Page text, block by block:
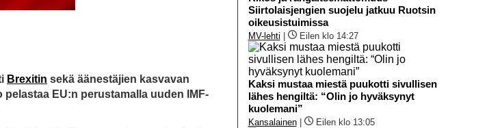
Brexitin sekä äänestäjien kasvavan
pelastaa EU:n perustamalla uuden IMF-
Siirtolaisjengien suojelu jatkuu Ruotsin
oikeusistuimissa
MV-lehti Eilen klo 14:27
Kaksi mustaa miestä puukotti sivullisen
lähes hengiltä: “Olin jo hyväksynyt
kuolemani”
Kansalainen| Eilen klo 13:05